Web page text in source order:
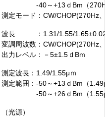
-40～+13ｄBm（270Hz/1
測定モード：CW/CHOP(270Hz、
波長 ：1.31/1.55/
変調周波数：CW/CHOP(270Hz、
出力レベル：－5±1.5ｄBm
測定波長：1.49/1.55μｍ
測定範囲：-50～+13ｄBm（1.49μ
-50～+26ｄBm（1.55μｍ
（光源）